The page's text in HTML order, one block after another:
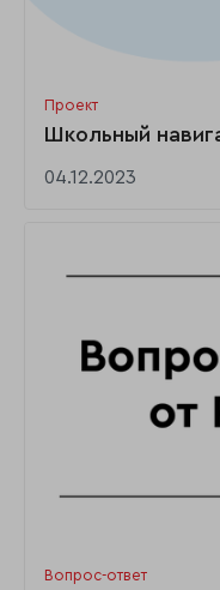
Проект
Школьный
04.12.2023
Вопрос-ответ